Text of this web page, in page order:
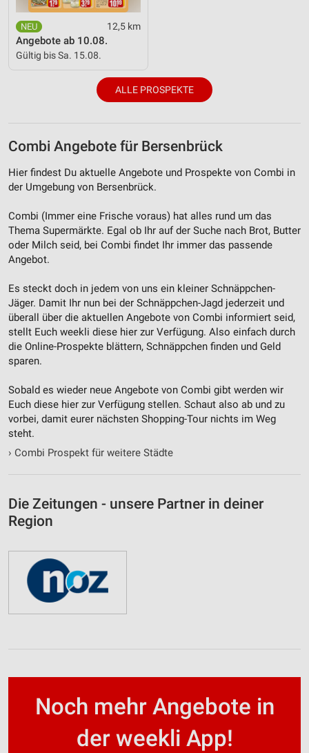
12,5 km
Angebote ab 10.08.
Gültig bis Sa. 15.08.
ALLE PROSPEKTE
Combi Angebote für Bersenbrück
Hier findest Du aktuelle Angebote und Prospekte von Combi in
der Umgebung von Bersenbrück.
Combi (Immer eine Frische voraus) hat alles rund um das
Thema Supermärkte. Egal ob Ihr auf der Suche nach Brot, Butter
oder Milch seid, bei Combi findet Ihr immer das passende
Angebot.
Es steckt doch in jedem von uns ein kleiner Schnäppchen-
Jäger. Damit Ihr nun bei der Schnäppchen-Jagd jederzeit und
überall über die aktuellen Angebote von Combi informiert seid,
stellt Euch weekli diese hier zur Verfügung. Also einfach durch
die Online-Prospekte blättern, Schnäppchen finden und Geld
sparen.
Sobald es wieder neue Angebote von Combi gibt werden wir
Euch diese hier zur Verfügung stellen. Schaut also ab und zu
vorbei, damit eurer nächsten Shopping-Tour nichts im Weg
steht.
› Combi Prospekt für weitere Städte
Die Zeitungen - unsere Partner in deiner
Region
Noch mehr Angebote in
der weekli App!
Inhalten
IAB-Besonderheiten:
Verwendung genauer Standortdaten
Geräte anhand von aktiv angeforderten
Informationen identifizieren
Notwendig
Performance
Funktional
Werbung